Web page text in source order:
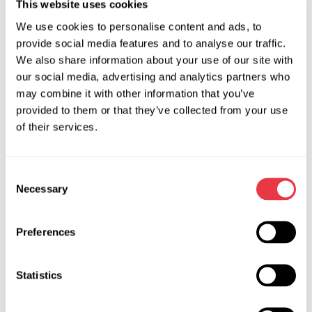
This website uses cookies
We use cookies to personalise content and ads, to
provide social media features and to analyse our traffic.
We also share information about your use of our site with
our social media, advertising and analytics partners who
may combine it with other information that you’ve
provided to them or that they’ve collected from your use
of their services.
Selection
Necessary
Preferences
Statistics
своєчасно виконати діагностику, що дозволить усунути
несправність, шляхом заміни втулки, але не змінюючи при
цьому саму рейку.
Обладнання для діагностики кермової рейки
При виявленні несправності в кермовій рейці, її
демонтують з автомобіля. Для точного визначення
технічний стан кермової рейки з ГПК та визначити
пошкодження. Якщо кермова рейка обладнана
допомогою якого можна виконати повну діагностику
кермової рейки або колонки з ЕПК, а також насоса ЕГПК з
Компанія Master Service займається розробкою та